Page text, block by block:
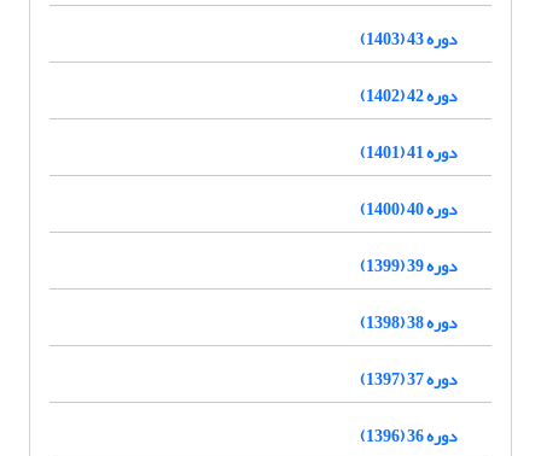
دوره 43 (1403)
دوره 42 (1402)
دوره 41 (1401)
دوره 40 (1400)
دوره 39 (1399)
دوره 38 (1398)
دوره 37 (1397)
دوره 36 (1396)